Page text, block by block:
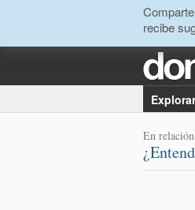
recibe
En